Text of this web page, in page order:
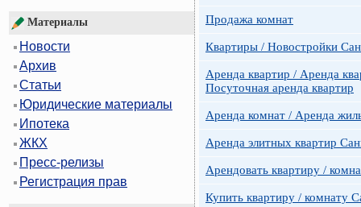
Материалы
Новости
Архив
Статьи
Юридические материалы
Ипотека
ЖКХ
Пресс-релизы
Регистрация прав
Продажа комнат
Квартиры / Новостройки
Аренда квартир / Аренда
Посуточная аренда квартир
Аренда комнат / Аренда
Аренда элитных квартир
Арендовать квартиру /
Купить квартиру / комнату